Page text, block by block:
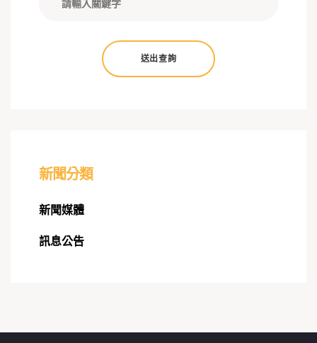
送出查詢
新聞分類
新聞媒體
訊息公告